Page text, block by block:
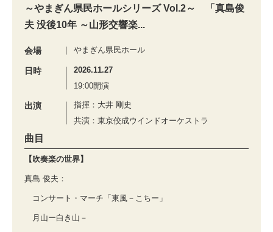
～やまぎん県民ホールシリーズ Vol.2～ 「真島俊
夫 没後10年 ～山形交響楽...
会場 やまぎん県民ホール
日時
2026.11.27
19:00開演
出演
指揮：大井 剛史
共演：東京佼成ウインドオーケストラ
曲目
【吹奏楽の世界】
真島 俊夫：
コンサート・マーチ「東風－こちー」
月山ー白き山－